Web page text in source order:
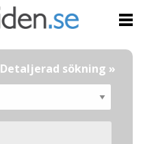
Detaljerad sökning »